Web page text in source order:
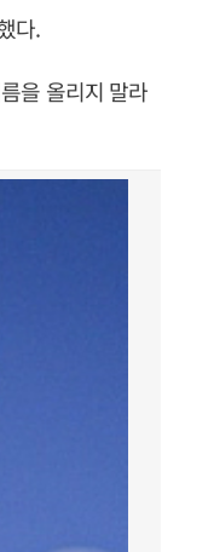
다.
을 올리지 말라